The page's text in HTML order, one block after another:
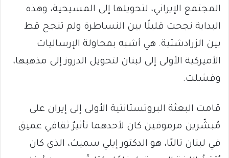
المجتمع الإيراني، لتحويلها إلى المسيحية، وهذه
البداية نجحت قليلًا بين النساطرة ولم تنجح قط
بين الزرادشتية. هي أشبه بمحاولة الإرساليات
الأميركية الأولى إلى لبنان لتحويل الدروز إلى مذهبها،
وفشلت.
قامت البعثة البروتستانتية الأولى إلى إيران على
مُبشّرين مرموقين كان لأحدهما تأثيرٌ ثقافي عميق
في لبنان تاليًا، هو الدكتور إيلي سميث، الذي كان